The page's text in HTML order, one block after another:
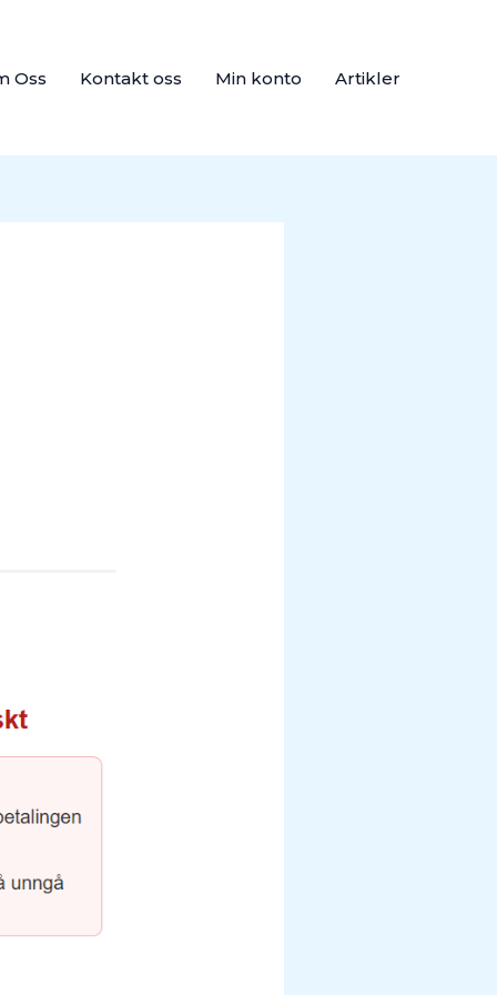
Oss Kontakt oss Min konto Artikler